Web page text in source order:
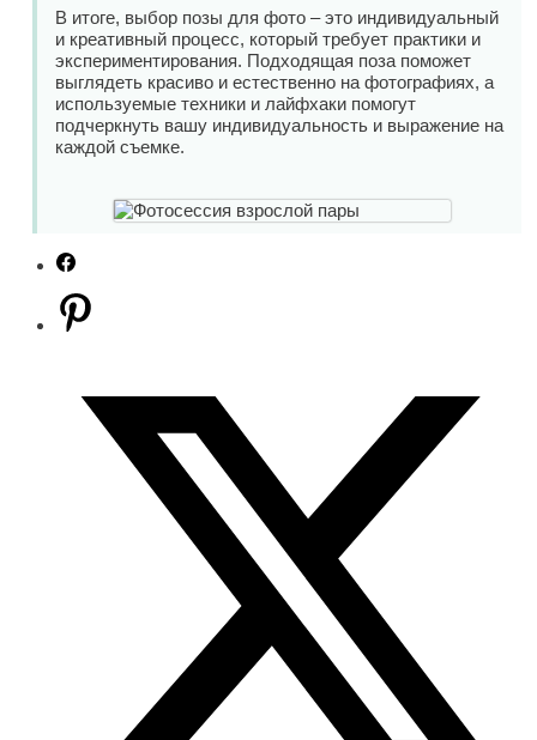
В итоге, выбор позы для фото – это индивидуальный
и креативный процесс, который требует практики и
экспериментирования. Подходящая поза поможет
выглядеть красиво и естественно на фотографиях, а
используемые техники и лайфхаки помогут
подчеркнуть вашу индивидуальность и выражение на
каждой съемке.